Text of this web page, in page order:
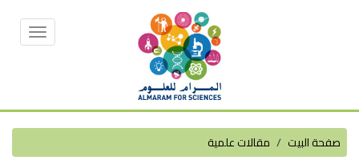
Toggle
صفحة البيت مقالات علمية